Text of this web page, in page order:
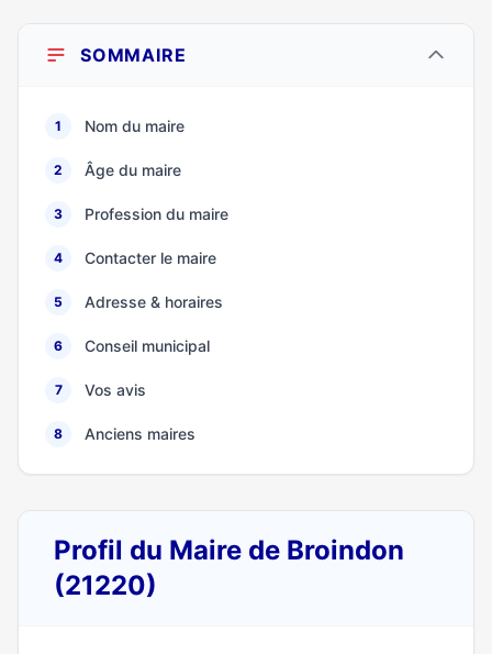
SOMMAIRE
1 Nom du maire
2 Âge du maire
3 Profession du maire
4 Contacter le maire
5 Adresse & horaires
6 Conseil municipal
7 Vos avis
8 Anciens maires
Profil du Maire de Broindon
(21220)